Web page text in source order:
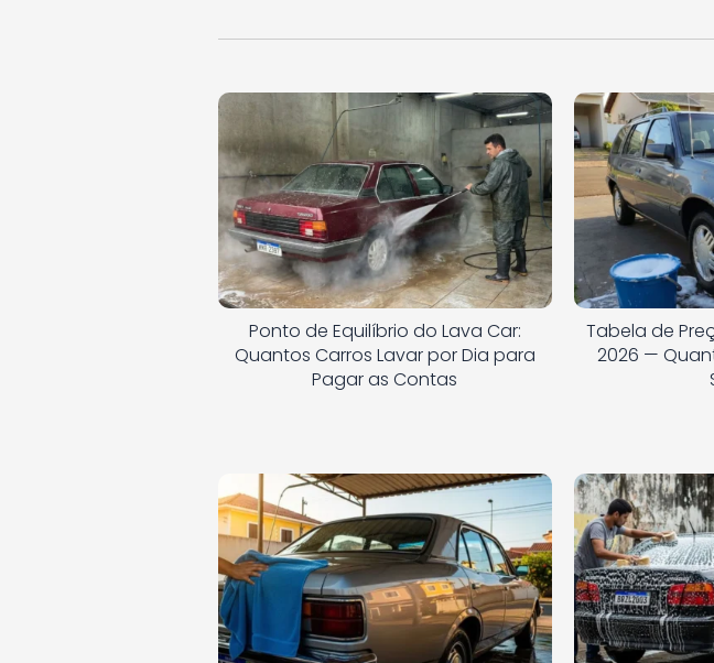
Ponto de Equilíbrio do Lava Car:
Quantos Carros Lavar por Dia para
Pagar as Contas
Tabela de
2026 —